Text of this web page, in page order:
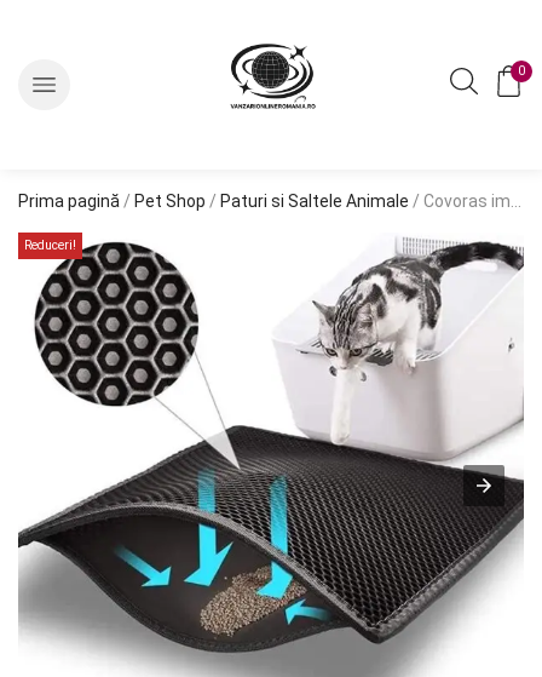
0
Prima pagină / Pet Shop / Paturi si Saltele Animale / Covoras impermeabil pentru litiera pisici, dimensiune 40 x 60 cm, dublu strat, culoare Neagra
Reduceri!